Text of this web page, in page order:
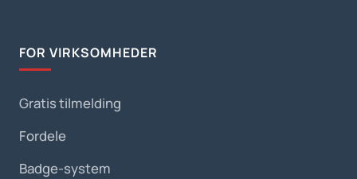
FOR VIRKSOMHEDER
Gratis tilmelding
Fordele
Badge-system